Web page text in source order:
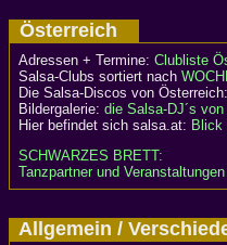
Österreich
Adressen + Termine: Clubliste
Salsa-Clubs sortiert nach
Die Salsa-Discos von Österreich:
Bildergalerie: die Salsa-DJ´s
Hier befindet sich salsa.at: Blick
SCHWARZES BRETT:
Tanzpartner und
Allgemein /